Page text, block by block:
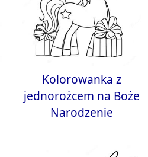
Kolorowanka z
jednorożcem na Boże
Narodzenie